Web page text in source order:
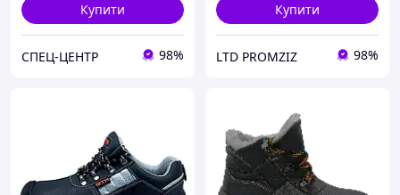
Купити
СПЕЦ-ЦЕНТР 98%
Купити
LTD PROMZIZ 98%